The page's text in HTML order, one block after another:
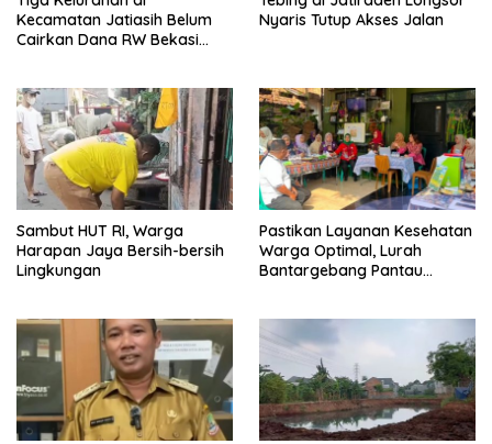
Kecamatan Jatiasih Belum
Cairkan Dana RW Bekasi
Nyaris Tutup Akses Jalan
Sambut HUT RI, Warga
Harapan Jaya Bersih-bersih
Lingkungan
Pastikan Layanan Kesehatan
Warga Optimal, Lurah
Bantargebang Pantau